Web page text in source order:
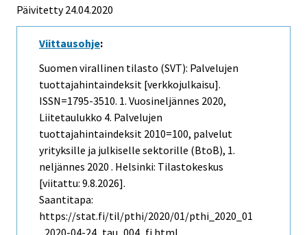
Päivitetty 24.04.2020
Viittausohje:
Suomen virallinen tilasto (SVT): Palvelujen
tuottajahintaindeksit [verkkojulkaisu].
ISSN=1795-3510. 1. Vuosineljännes 2020,
Liitetaulukko 4. Palvelujen
tuottajahintaindeksit 2010=100, palvelut
yrityksille ja julkiselle sektorille (BtoB), 1.
neljännes 2020 . Helsinki: Tilastokeskus
[viitattu: 9.8.2026].
Saantitapa:
https://stat.fi/til/pthi/2020/01/pthi_2020_01